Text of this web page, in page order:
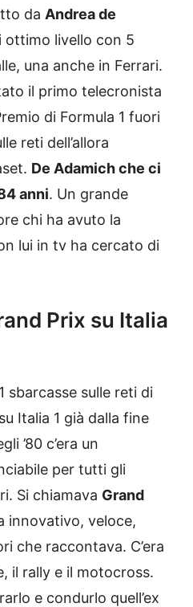
da Andrea de
ottimo livello con 5
una anche in Ferrari.
il primo telecronista
di Formula 1 fuori
reti dell’allora
De Adamich che ci
anni. Un grande
chi ha avuto la
lui in tv ha cercato di
Prix su Italia
sbarcasse sulle reti di
Italia 1 già dalla fine
’80 c’era un
per tutti gli
Si chiamava Grand
innovativo, veloce,
che raccontava. C’era
il rally e il motocross.
e condurlo quell’ex